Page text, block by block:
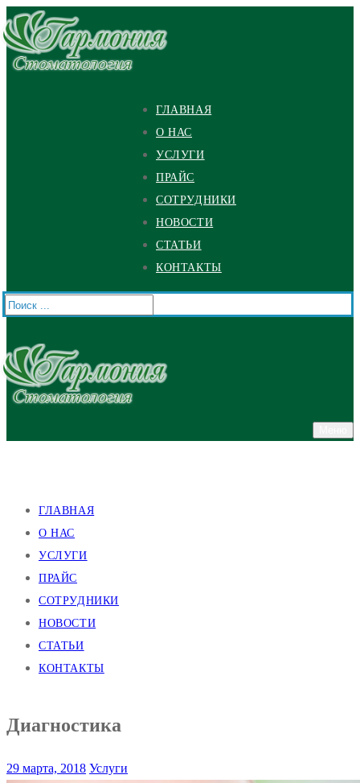
Перейти
к
содержимому
Меню
Закрыть
ГЛАВНАЯ
О НАС
УСЛУГИ
ПРАЙС
СОТРУДНИКИ
НОВОСТИ
СТАТЬИ
КОНТАКТЫ
Найти:
ГЛАВНАЯ
О НАС
УСЛУГИ
ПРАЙС
СОТРУДНИКИ
НОВОСТИ
СТАТЬИ
КОНТАКТЫ
Диагностика
29 марта, 2018 Услуги